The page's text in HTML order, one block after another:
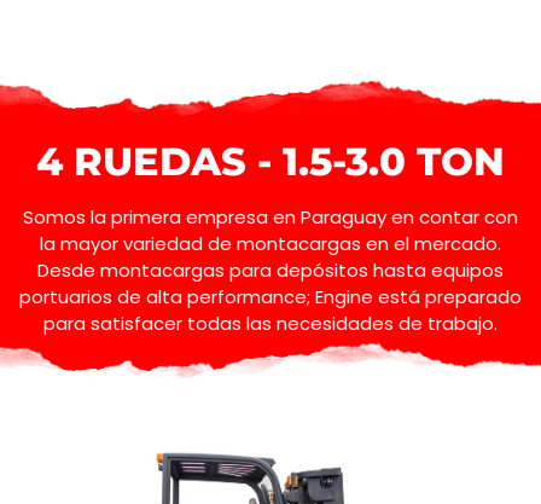
4 RUEDAS - 1.5-3.0 TON
Somos la primera empresa en Paraguay en contar con
la mayor variedad de montacargas en el mercado.
Desde montacargas para depósitos hasta equipos
portuarios de alta performance; Engine está preparado
para satisfacer todas las necesidades de trabajo.